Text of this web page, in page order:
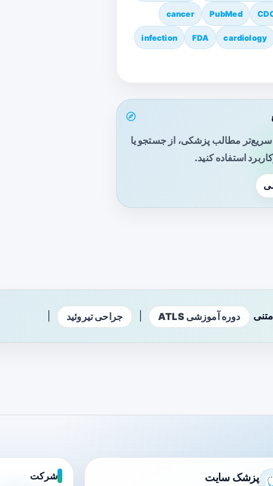
PubMed
cancer
cardiology
FDA
infection
سریع‌تر مطالب پزشکی، از جستجو یا
استفاده کنید.
دوره آموزشی ATLS جراحی تیروئید
پزشک سایت شرکت